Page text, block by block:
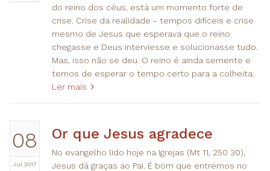
do reino dos céus, está um momento forte de
crise. Crise da realidade - tempos difíceis e crise
mesmo de Jesus que esperava que o reino
chegasse e Deus interviesse e solucionasse tudo.
Mas, isso não se deu. O reino é ainda semente e
temos de esperar o tempo certo para a colheita.
Ler mais
08
Jul 2017
Or que Jesus agradece
No evangelho lido hoje na Igrejas (Mt 11, 250 30),
Jesus dá graças ao Pai. É bom que entremos no